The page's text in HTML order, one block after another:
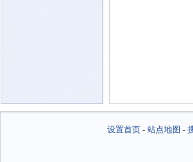
设置首页- 站点地图 -